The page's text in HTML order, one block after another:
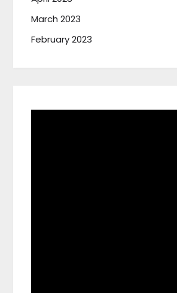
March 2023
February 2023